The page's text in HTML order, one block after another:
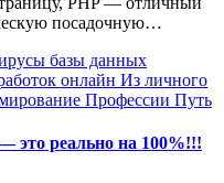
посадочную…
базы данных
онлайн Из личного
Профессии Путь
это реально на 100%!!!